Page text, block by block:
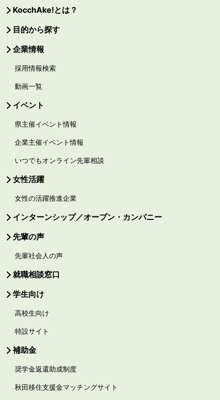
KocchAke!とは？
目的から探す
企業情報
採用情報検索
動画一覧
イベント
県主催イベント情報
企業主催イベント情報
いつでもオンライン先輩相談
女性活躍
女性の活躍推進企業
インターンシップ／オープン・カンパニー
先輩の声
先輩社会人の声
就職相談窓口
学生向け
高校生向け
特設サイト
補助金
奨学金返還助成制度
秋田移住支援金マッチングサイト